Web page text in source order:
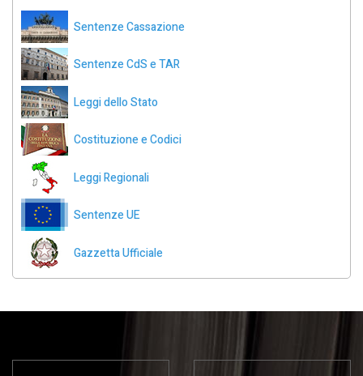
Sentenze Cassazione
Sentenze CdS e TAR
Leggi dello Stato
Costituzione e Codici
Leggi Regionali
Sentenze UE
Gazzetta Ufficiale